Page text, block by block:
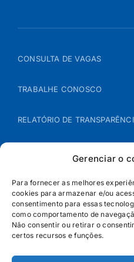
Gerenciar o
Para fornecer as melhores
cookies para armazenar e/ou
consentimento para essas
como comportamento de
Não consentir ou retirar o
certos recursos e funções.
CONSULTA DE VAGAS
TRABALHE CONOSCO
RELATÓRIO DE
POLÍTICA DE COOKIES
POLÍTICA DE PRIVACIDADE